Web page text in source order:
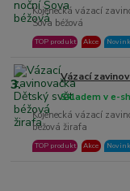
Kojenecká vázací
Sova béžová
TOP produkt Akce
3. Vázací
Kojenecká vázací
béžová žirafa
Skladem v e-
TOP produkt Akce